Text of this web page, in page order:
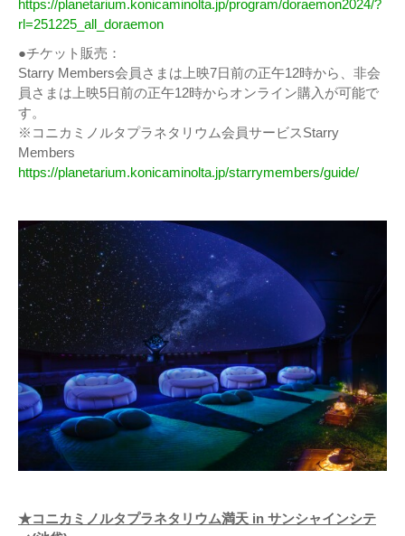
https://planetarium.konicaminolta.jp/program/doraemon2024/?
rl=251225_all_doraemon
●チケット販売：
Starry Members会員さまは上映7日前の正午12時から、非会
員さまは上映5日前の正午12時からオンライン購入が可能で
す。
※コニカミノルタプラネタリウム会員サービスStarry
Members
https://planetarium.konicaminolta.jp/starrymembers/guide/
★コニカミノルタプラネタリウム満天 in サンシャインシテ